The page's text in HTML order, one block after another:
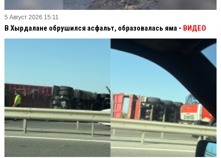
5 Август 2026 15:11
В Хырдалане обрушился асфальт, образовалась яма - ВИДЕО